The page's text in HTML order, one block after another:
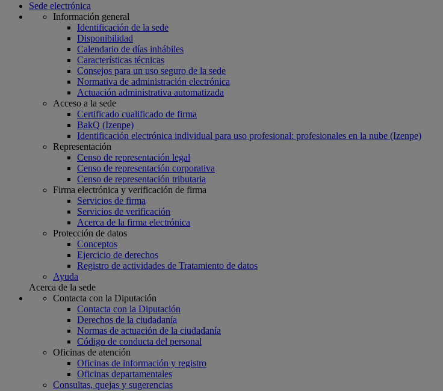
Sede electrónica
Información general
Identificación de la sede
Disponibilidad
Calendario de días inhábiles
Características técnicas
Consejos para un uso seguro de la sede
Normativa de administración electrónica
Actuación administrativa automatizada
Acceso a la sede
Certificado cualificado de firma
BakQ (Izenpe)
Identificación electrónica individual para uso profesional: profesionales en la nube (Izenpe)
Representación
Censo de representación legal
Censo de representación corporativa
Censo de representación tributaria
Firma electrónica y verificación de firma
Servicios de firma
Servicios de verificación
Acerca de la firma electrónica
Protección de datos
Conceptos
Ejercicio de derechos
Registro de actividades de Tratamiento de datos
Ayuda
Acerca de la sede
Contacta con la Diputación
Contacta con la Diputación
Derechos de la ciudadanía
Normas de actuación de la ciudadanía
Código de conducta del personal
Oficinas de atención
Oficinas de información y registro
Oficinas departamentales
Consultas, quejas y sugerencias